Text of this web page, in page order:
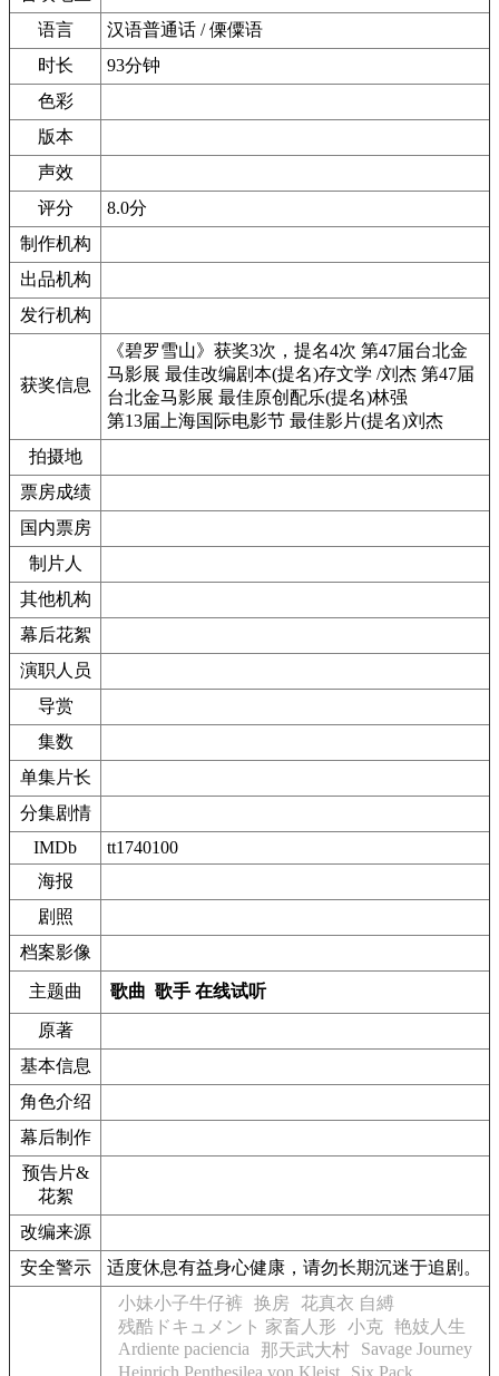
语言
汉语普通话 / 傈僳语
时长
93分钟
色彩
版本
声效
评分
8.0分
制作机构
出品机构
发行机构
获奖信息
《碧罗雪山》获奖3次，提名4次 第47届台北金
马影展 最佳改编剧本(提名)存文学 /刘杰 第47届
台北金马影展 最佳原创配乐(提名)林强
第13届上海国际电影节 最佳影片(提名)刘杰
拍摄地
票房成绩
国内票房
制片人
其他机构
幕后花絮
演职人员
导赏
集数
单集片长
分集剧情
IMDb
tt1740100
海报
剧照
档案影像
主题曲 歌曲 歌手 在线试听
原著
基本信息
角色介绍
幕后制作
预告片&
花絮
改编来源
安全警示
适度休息有益身心健康，请勿长期沉迷于追剧。
小妹小子牛仔裤 换房
花真衣 自縛
残酷ドキュメント 家畜人形
小克 艳妓人生
Ardiente paciencia
那天武大村
Savage Journey
Heinrich Penthesilea von Kleist
Six Pack